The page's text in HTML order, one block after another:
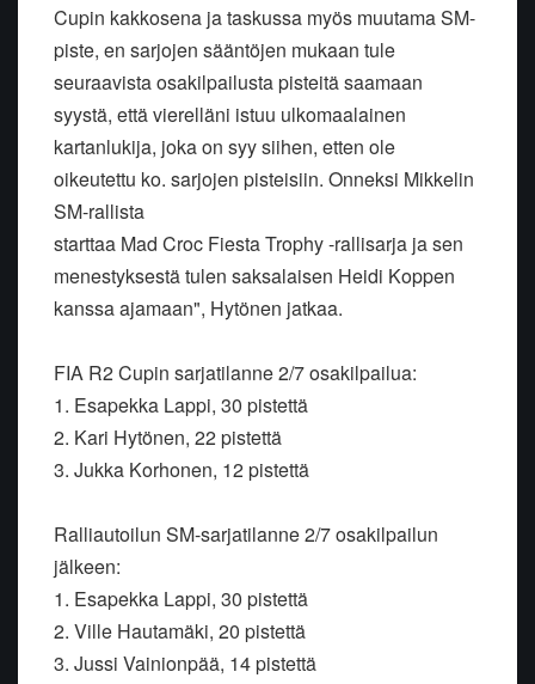
Cupin kakkosena ja taskussa myös muutama SM-
piste, en sarjojen sääntöjen mukaan tule
seuraavista osakilpailusta pisteitä saamaan
syystä, että vierelläni istuu ulkomaalainen
kartanlukija, joka on syy siihen, etten ole
oikeutettu ko. sarjojen pisteisiin. Onneksi Mikkelin
SM-rallista
starttaa Mad Croc Fiesta Trophy -rallisarja ja sen
menestyksestä tulen saksalaisen Heidi Koppen
kanssa ajamaan", Hytönen jatkaa.
FIA R2 Cupin sarjatilanne 2/7 osakilpailua:
1. Esapekka Lappi, 30 pistettä
2. Kari Hytönen, 22 pistettä
3. Jukka Korhonen, 12 pistettä
Ralliautoilun SM-sarjatilanne 2/7 osakilpailun
jälkeen:
1. Esapekka Lappi, 30 pistettä
2. Ville Hautamäki, 20 pistettä
3. Jussi Vainionpää, 14 pistettä